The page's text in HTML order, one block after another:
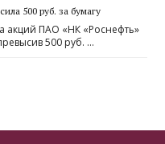
500 руб. за бумагу
акций ПАО «НК «Роснефть»
500 руб. …